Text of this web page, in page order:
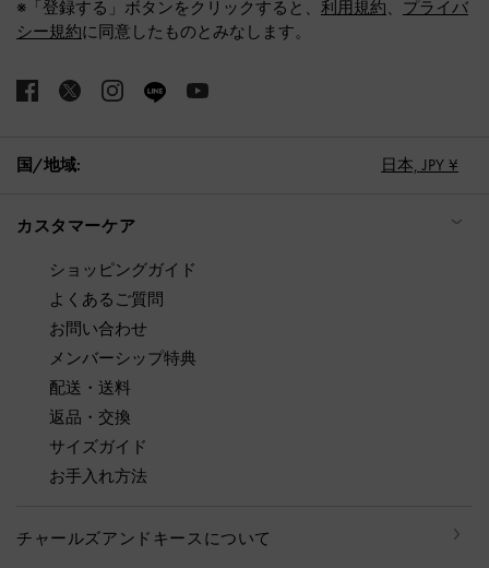
※「登録する」ボタンをクリックすると、 利用規約、 プライバ
シー規約に同意したものとみなします。
国/地域: 日本, JPY ¥
カスタマーケア
ショッピングガイド
よくあるご質問
お問い合わせ
メンバーシップ特典
配送・送料
返品・交換
サイズガイド
お手入れ方法
チャールズアンドキースについて